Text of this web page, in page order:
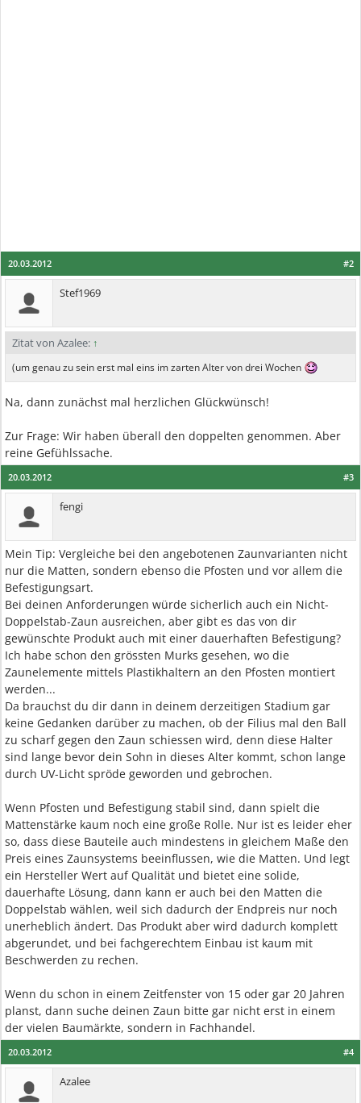
#2
20.03.2012
Stef1969
Zitat von Azalee: ↑
(um genau zu sein erst mal eins im zarten Alter von drei Wochen
Na, dann zunächst mal herzlichen Glückwünsch!
Zur Frage: Wir haben überall den doppelten genommen. Aber
reine Gefühlssache.
#3
20.03.2012
fengi
Mein Tip: Vergleiche bei den angebotenen Zaunvarianten nicht
nur die Matten, sondern ebenso die Pfosten und vor allem die
Befestigungsart.
Bei deinen Anforderungen würde sicherlich auch ein Nicht-
Doppelstab-Zaun ausreichen, aber gibt es das von dir
gewünschte Produkt auch mit einer dauerhaften Befestigung?
Ich habe schon den grössten Murks gesehen, wo die
Zaunelemente mittels Plastikhaltern an den Pfosten montiert
werden...
Da brauchst du dir dann in deinem derzeitigen Stadium gar
keine Gedanken darüber zu machen, ob der Filius mal den Ball
zu scharf gegen den Zaun schiessen wird, denn diese Halter
sind lange bevor dein Sohn in dieses Alter kommt, schon lange
durch UV-Licht spröde geworden und gebrochen.
Wenn Pfosten und Befestigung stabil sind, dann spielt die
Mattenstärke kaum noch eine große Rolle. Nur ist es leider eher
so, dass diese Bauteile auch mindestens in gleichem Maße den
Preis eines Zaunsystems beeinflussen, wie die Matten. Und legt
ein Hersteller Wert auf Qualität und bietet eine solide,
dauerhafte Lösung, dann kann er auch bei den Matten die
Doppelstab wählen, weil sich dadurch der Endpreis nur noch
unerheblich ändert. Das Produkt aber wird dadurch komplett
abgerundet, und bei fachgerechtem Einbau ist kaum mit
Beschwerden zu rechen.
Wenn du schon in einem Zeitfenster von 15 oder gar 20 Jahren
planst, dann suche deinen Zaun bitte gar nicht erst in einem
der vielen Baumärkte, sondern in Fachhandel.
#4
20.03.2012
Azalee